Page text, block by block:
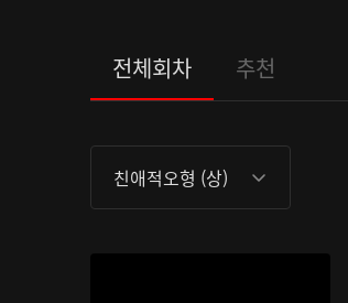
전체회차 추천
친애적오형 (상)